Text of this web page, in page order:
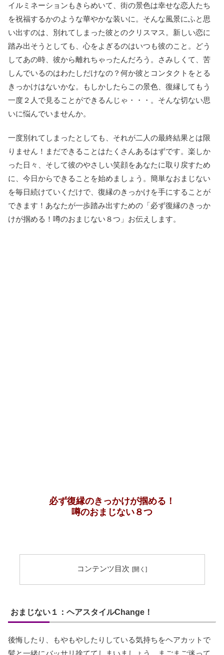
イルミネーションもきらめいて、街の景色は幸せな恋人たち
を祝福するかのような華やかな装いに。そんな風景にふと思
い出すのは、別れてしまった彼とのクリスマス。新しい恋に
踏み出そうとしても、心をよぎるのはいつも彼のこと。どう
してあの時、彼から離れちゃったんだろう。さみしくて、苦
しんでいるのはわたしだけなの？何か彼とコンタクトをとる
きっかけはないかな。もしかしたらこの景色、復縁してもう
一度２人で見ることができるんじゃ・・・。そんな切ない思
いに悩んでいませんか。
一度別れてしまったとしても、それが二人の最終結果とは限
りません！まだできることはたくさんあるはずです。楽しか
った日々、そして彼のやさしい笑顔をあなたに取り戻すため
に、今日からできることを始めましょう。簡単なおまじない
を毎日続けていくだけで、復縁のきっかけを手にすることが
できます！あなたが一歩踏み出すための「必ず復縁のきっか
けが掴める！噂のおまじない８つ」お伝えします。
必ず復縁のきっかけが掴める！
噂のおまじない８つ
コンテンツ目次
おまじない１：ヘアスタイルChange！
後悔したり、もやもやしたりしている気持ちをヘアカットで
髪と一緒にバッサリ捨ててしまいましょう。まごまご迷って